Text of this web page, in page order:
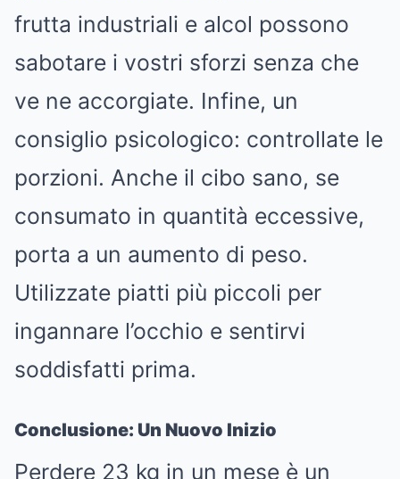
frutta industriali e alcol possono
sabotare i vostri sforzi senza che
ve ne accorgiate. Infine, un
consiglio psicologico: controllate le
porzioni. Anche il cibo sano, se
consumato in quantità eccessive,
porta a un aumento di peso.
Utilizzate piatti più piccoli per
ingannare l’occhio e sentirvi
soddisfatti prima.
Conclusione: Un Nuovo Inizio
Perdere 23 kg in un mese è un